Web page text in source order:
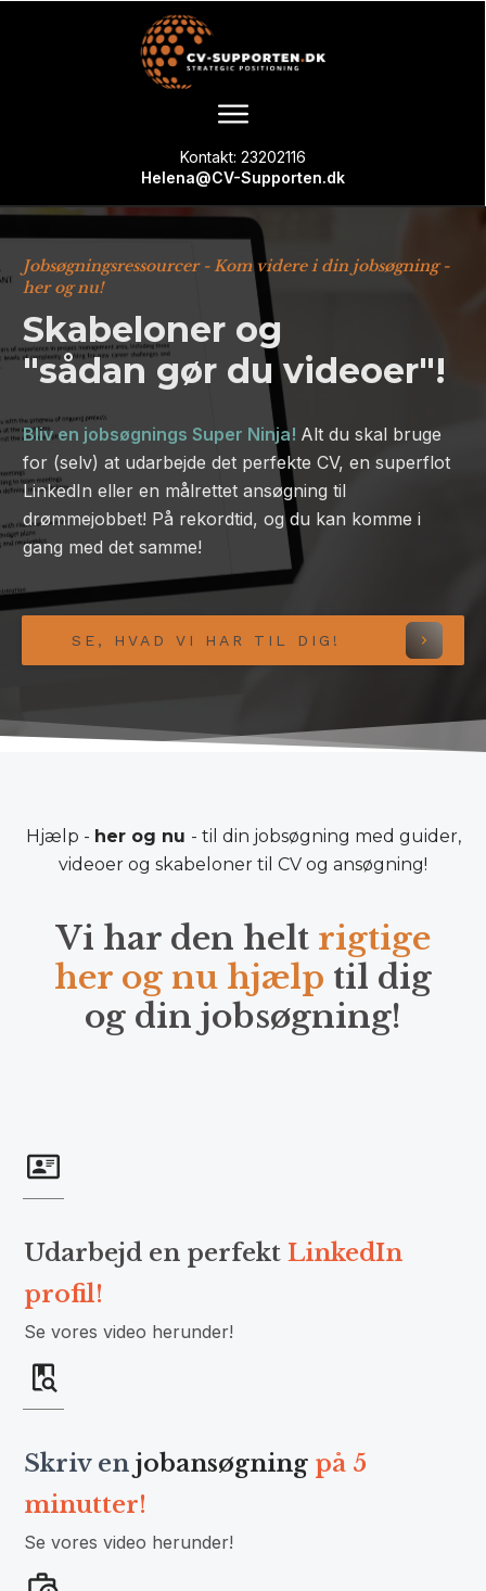
Kontakt: 23202116
Helena@CV-Supporten.dk
Jobsøgningsressourcer - Kom videre i din jobsøgning -
her og nu!
Skabeloner og
"sådan gør du videoer"!
Bliv en jobsøgnings Super Ninja! Alt du skal bruge
for (selv) at udarbejde det perfekte CV, en superflot
LinkedIn eller en målrettet ansøgning til
drømmejobbet! På rekordtid, og du kan komme i
gang med det samme!
SE, HVAD VI HAR TIL DIG!
Hjælp - her og nu - til din jobsøgning med guider,
videoer og skabeloner til CV og ansøgning!
Vi har den helt rigtige
her og nu hjælp til dig
og din jobsøgning!
Udarbejd en perfekt LinkedIn
profil!
Se vores video herunder!
Skriv en jobansøgning på 5
minutter!
Se vores video herunder!